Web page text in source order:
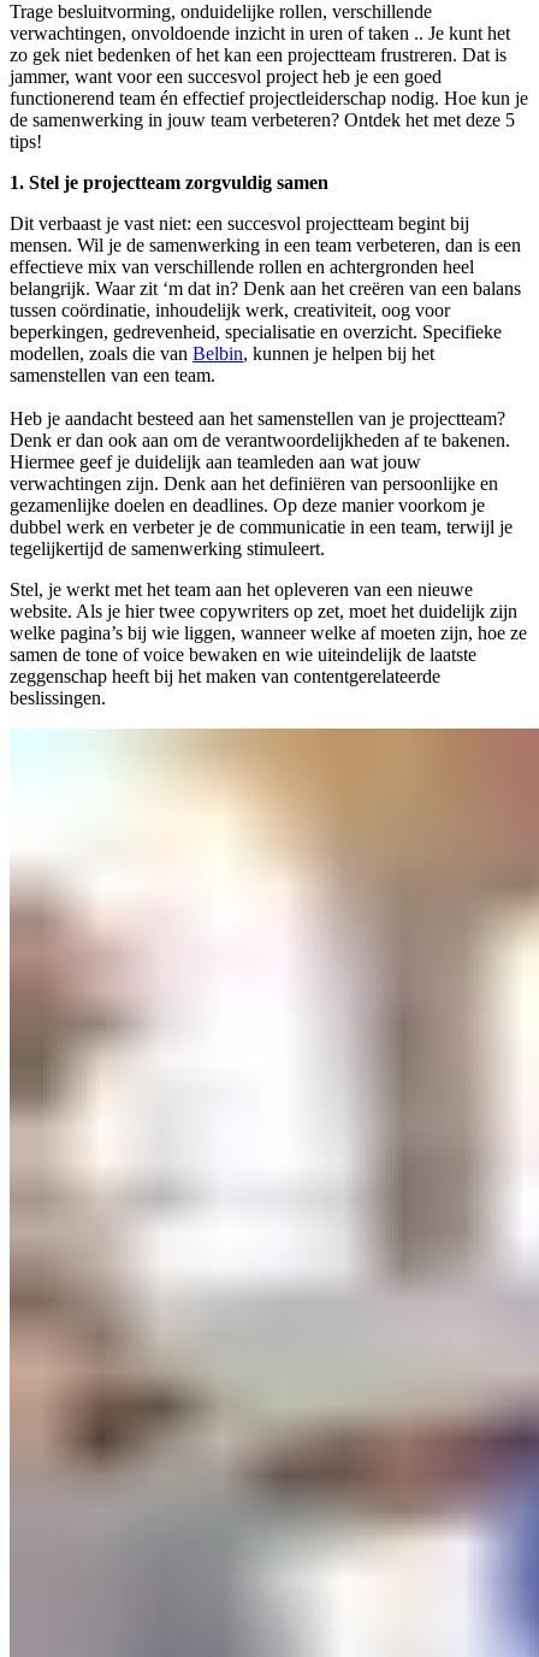
Trage besluitvorming, onduidelijke rollen, verschillende
verwachtingen, onvoldoende inzicht in uren of taken .. Je kunt het
zo gek niet bedenken of het kan een projectteam frustreren. Dat is
jammer, want voor een succesvol project heb je een goed
functionerend team én effectief projectleiderschap nodig. Hoe kun je
de samenwerking in jouw team verbeteren? Ontdek het met deze 5
tips!
1. Stel je projectteam zorgvuldig samen
Dit verbaast je vast niet: een succesvol projectteam begint bij
mensen. Wil je de samenwerking in een team verbeteren, dan is een
effectieve mix van verschillende rollen en achtergronden heel
belangrijk. Waar zit ‘m dat in? Denk aan het creëren van een balans
tussen coördinatie, inhoudelijk werk, creativiteit, oog voor
beperkingen, gedrevenheid, specialisatie en overzicht. Specifieke
modellen, zoals die van Belbin, kunnen je helpen bij het
samenstellen van een team.
Heb je aandacht besteed aan het samenstellen van je projectteam?
Denk er dan ook aan om de verantwoordelijkheden af te bakenen.
Hiermee geef je duidelijk aan teamleden aan wat jouw
verwachtingen zijn. Denk aan het definiëren van persoonlijke en
gezamenlijke doelen en deadlines. Op deze manier voorkom je
dubbel werk en verbeter je de communicatie in een team, terwijl je
tegelijkertijd de samenwerking stimuleert.
Stel, je werkt met het team aan het opleveren van een nieuwe
website. Als je hier twee copywriters op zet, moet het duidelijk zijn
welke pagina’s bij wie liggen, wanneer welke af moeten zijn, hoe ze
samen de tone of voice bewaken en wie uiteindelijk de laatste
zeggenschap heeft bij het maken van contentgerelateerde
beslissingen.